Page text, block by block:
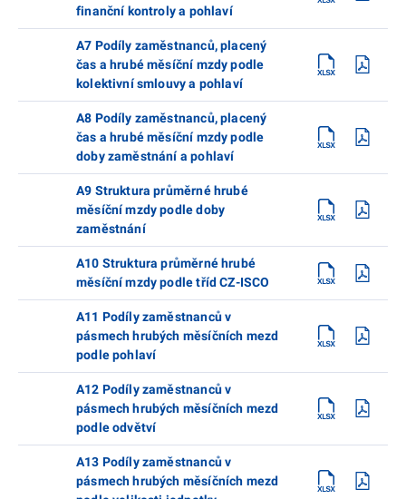
finanční kontroly a pohlaví
A7 Podíly zaměstnanců, placený
čas a hrubé měsíční mzdy podle
kolektivní smlouvy a pohlaví
A8 Podíly zaměstnanců, placený
čas a hrubé měsíční mzdy podle
doby zaměstnání a pohlaví
A9 Struktura průměrné hrubé
měsíční mzdy podle doby
zaměstnání
A10 Struktura průměrné hrubé
měsíční mzdy podle tříd CZ-ISCO
A11 Podíly zaměstnanců v
pásmech hrubých měsíčních mezd
podle pohlaví
A12 Podíly zaměstnanců v
pásmech hrubých měsíčních mezd
podle odvětví
A13 Podíly zaměstnanců v
pásmech hrubých měsíčních mezd